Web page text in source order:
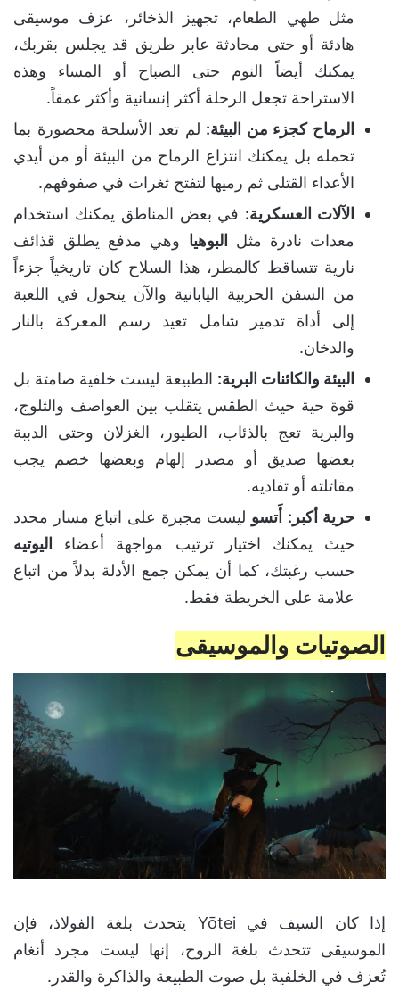
مثل طهي الطعام، تجهيز الذخائر، عزف موسيقى
هادئة أو حتى محادثة عابر طريق قد يجلس بقربك،
يمكنك أيضاً النوم حتى الصباح أو المساء وهذه
الاستراحة تجعل الرحلة أكثر إنسانية وأكثر عمقاً.
الرماح كجزء من البيئة: لم تعد الأسلحة محصورة بما
تحمله بل يمكنك انتزاع الرماح من البيئة أو من أيدي
الأعداء القتلى ثم رميها لتفتح ثغرات في صفوفهم.
الآلات العسكرية: في بعض المناطق يمكنك استخدام
معدات نادرة مثل البوهيا وهي مدفع يطلق قذائف
نارية تتساقط كالمطر، هذا السلاح كان تاريخياً جزءاً
من السفن الحربية اليابانية والآن يتحول في اللعبة
إلى أداة تدمير شامل تعيد رسم المعركة بالنار
والدخان.
البيئة والكائنات البرية: الطبيعة ليست خلفية صامتة بل
قوة حية حيث الطقس يتقلب بين العواصف والثلوج،
والبرية تعج بالذئاب، الطيور، الغزلان وحتى الدببة
بعضها صديق أو مصدر إلهام وبعضها خصم يجب
مقاتلته أو تفاديه.
حرية أكبر: أَتسو ليست مجبرة على اتباع مسار محدد
حيث يمكنك اختيار ترتيب مواجهة أعضاء اليوتيه
حسب رغبتك، كما أن يمكن جمع الأدلة بدلاً من اتباع
علامة على الخريطة فقط.
الصوتيات والموسيقى
إذا كان السيف في Yōtei يتحدث بلغة الفولاذ، فإن
الموسيقى تتحدث بلغة الروح، إنها ليست مجرد أنغام
تُعزف في الخلفية بل صوت الطبيعة والذاكرة والقدر.